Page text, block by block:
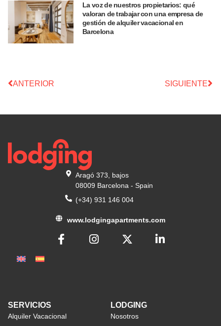
La voz de nuestros propietarios: qué
valoran de trabajar con una empresa de
gestión de alquiler vacacional en
Barcelona
ANTERIOR SIGUIENTE
Aragó 373, bajos
08009 Barcelona - Spain
(+34) 931 146 004
www.lodgingapartments.com
SERVICIOS
Alquiler Vacacional
LODGING
Nosotros